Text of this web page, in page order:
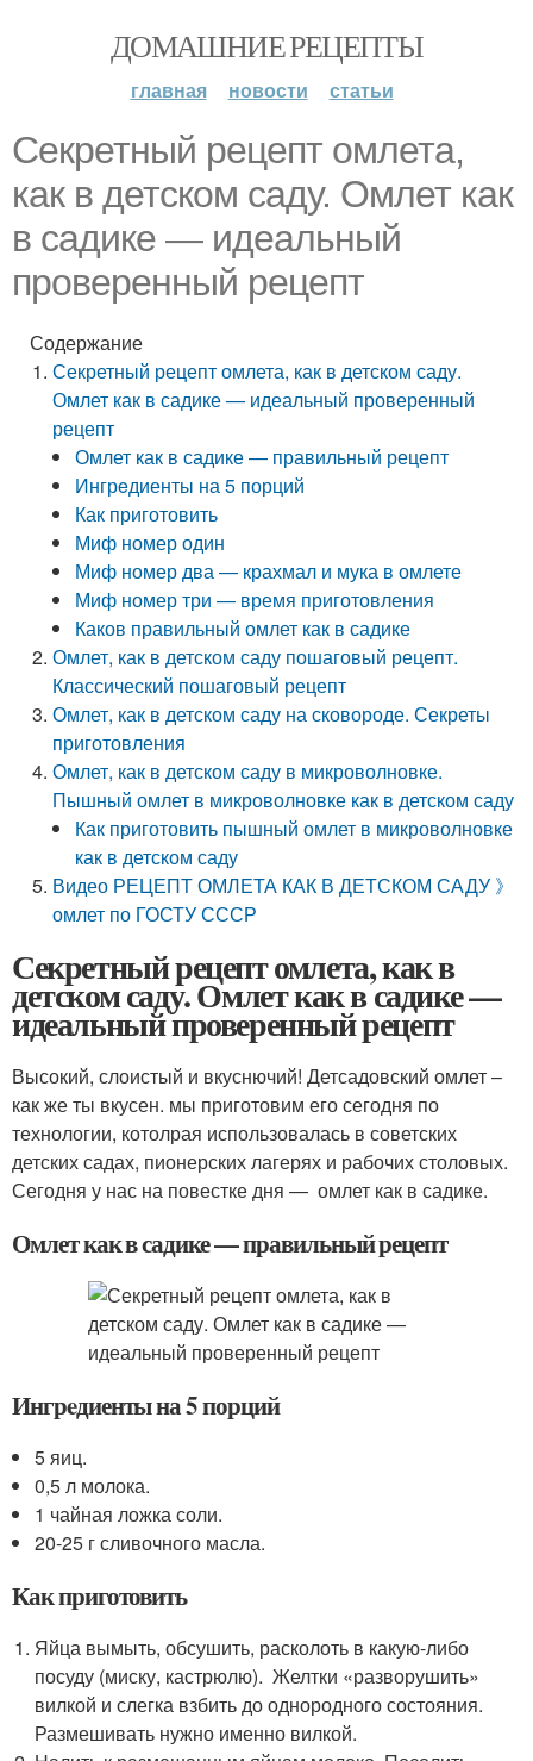
ДОМАШНИЕ РЕЦЕПТЫ
главная новости статьи
Секретный рецепт омлета,
как в детском саду. Омлет как
в садике — идеальный
проверенный рецепт
Содержание
Секретный рецепт омлета, как в детском саду.
Омлет как в садике — идеальный проверенный
рецепт
Омлет как в садике — правильный рецепт
Ингрeдиенты на 5 порций
Как приготовить
Миф номер один
Миф номер два — крахмал и мука в омлете
Миф номер три — время приготовления
Каков правильный омлет как в садике
Омлет, как в детском саду пошаговый рецепт.
Классический пошаговый рецепт
Омлет, как в детском саду на сковороде. Секреты
приготовления
Омлет, как в детском саду в микроволновке.
Пышный омлет в микроволновке как в детском саду
Как приготовить пышный омлет в микроволновке
как в детском саду
Видео РЕЦЕПТ ОМЛЕТА КАК В ДЕТСКОМ САДУ 》
омлет по ГОСТУ СССР
Секретный рецепт омлета, как в
детском саду. Омлет как в садике —
идеальный проверенный рецепт
Высокий, слоистый и вкуснючий! Детсадовский омлет –
как же ты вкусен. мы приготовим его сегодня по
технологии, котолрая использовалась в советских
детских садах, пионерских лагерях и рабочих столовых.
Сегодня у нас на повестке дня — омлет как в садике.
Омлет как в садике — правильный рецепт
Ингрeдиенты на 5 порций
5 яиц.
0,5 л молока.
1 чайная ложка соли.
20-25 г сливочного масла.
Как приготовить
Яйца вымыть, обсушить, расколоть в какую-либо
посуду (миску, кастрюлю). Желтки «разворушить»
вилкой и слегка взбить до однородного состояния.
Размешивать нужно именно вилкой.